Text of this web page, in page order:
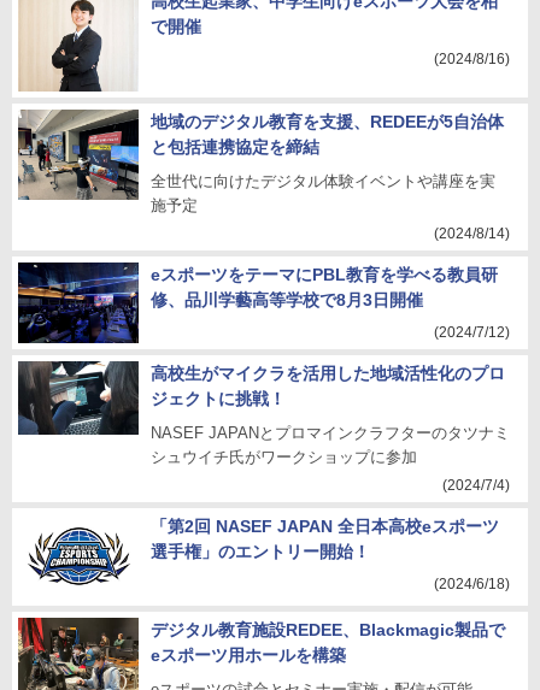
で開催
(2024/8/16)
地域のデジタル教育を支援、REDEEが5自治体
と包括連携協定を締結
全世代に向けたデジタル体験イベントや講座を実
施予定
(2024/8/14)
eスポーツをテーマにPBL教育を学べる教員研
修、品川学藝高等学校で8月3日開催
(2024/7/12)
高校生がマイクラを活用した地域活性化のプロ
ジェクトに挑戦！
NASEF JAPANとプロマインクラフターのタツナミ
シュウイチ氏がワークショップに参加
(2024/7/4)
「第2回 NASEF JAPAN 全日本高校eスポーツ
選手権」のエントリー開始！
(2024/6/18)
デジタル教育施設REDEE、Blackmagic製品で
eスポーツ用ホールを構築